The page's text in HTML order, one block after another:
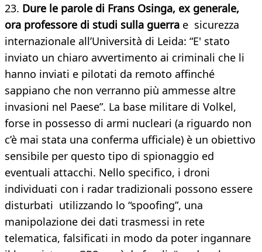
23. Dure le parole di Frans Osinga, ex generale,
ora professore di studi sulla guerra e sicurezza
internazionale all’Università di Leida: “E' stato
inviato un chiaro avvertimento ai criminali che li
hanno inviati e pilotati da remoto affinché
sappiano che non verranno più ammesse altre
invasioni nel Paese”. La base militare di Volkel,
forse in possesso di armi nucleari (a riguardo non
c’è mai stata una conferma ufficiale) è un obiettivo
sensibile per questo tipo di spionaggio ed
eventuali attacchi. Nello specifico, i droni
individuati con i radar tradizionali possono essere
disturbati utilizzando lo “spoofing”, una
manipolazione dei dati trasmessi in rete
telematica, falsificati in modo da poter ingannare